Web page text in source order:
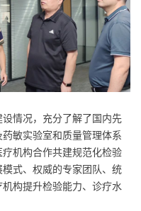
情况，充分了解了国内先
敏实验室和质量管理体系
机构合作共建规范化检验
式、权威的专家团队、统
构提升检验能力、诊疗水